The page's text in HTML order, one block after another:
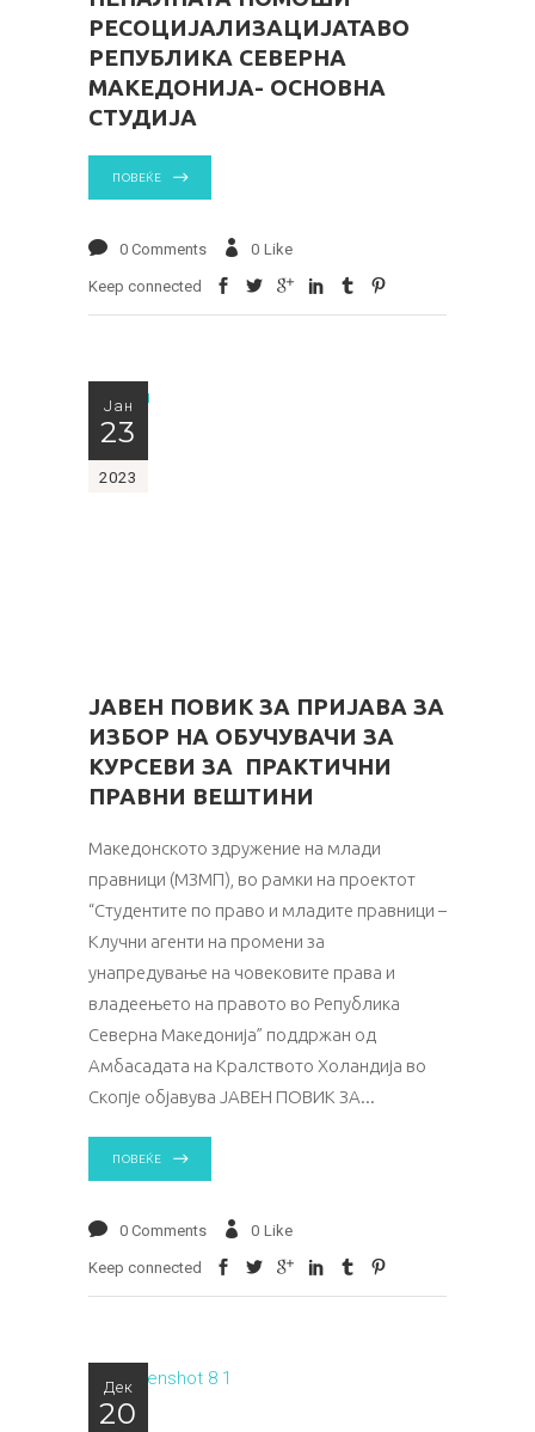
РЕСОЦИЈАЛИЗАЦИЈАТАВО
РЕПУБЛИКА СЕВЕРНА
МАКЕДОНИЈА- ОСНОВНА
СТУДИЈА
ПОВЕЌЕ
0 Comments 0 Like
Keep connected
Јан
23
2023
ЈАВЕН ПОВИК ЗА ПРИЈАВА ЗА
ИЗБОР НА ОБУЧУВАЧИ ЗА
КУРСЕВИ ЗА ПРАКТИЧНИ
ПРАВНИ ВЕШТИНИ
Македонското здружение на млади
правници (МЗМП), во рамки на проектот
“Студентите по право и младите правници –
Клучни агенти на промени за
унапредување на човековите права и
владеењето на правото во Република
Северна Македонија” поддржан од
Амбасадата на Кралството Холандија во
Скопје објавува ЈАВЕН ПОВИК ЗА
ПОВЕЌЕ
0 Comments 0 Like
Keep connected
Дек
20